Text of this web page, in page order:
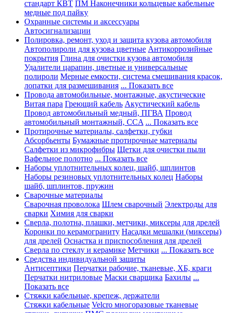
стандарт КВТ ПМ Наконечники кольцевые кабельные
медные под пайку
Охранные системы и аксессуары
Автосигнализации
Полировка, ремонт, уход и защита кузова автомобиля
Автополироли для кузова цветные Антикоррозийные
покрытия Глина для очистки кузова автомобиля
Удалители царапин, цветные и универсальные
полироли Мерные емкости, система смешивания красок,
лопатки для размешивания ... Показать все
Провода автомобильные, монтажные, акустические
Витая пара Греющий кабель Акустический кабель
Провод автомобильный медный, ПГВА Провод
автомобильный монтажный, CCA ... Показать все
Протирочные материалы, салфетки, губки
Абсорбьенты Бумажные протирочные материалы
Салфетки из микрофибры Щетки для очистки пыли
Вафельное полотно ... Показать все
Наборы уплотнительных колец, шайб, шплинтов
Наборы резиновых уплотнительных колец Наборы
шайб, шплинтов, пружин
Сварочные материалы
Сварочная проволока Шлем сварочный Электроды для
сварки Химия для сварки
Сверла, полотна, плашки, метчики, миксеры для дрелей
Коронки по керамограниту Насадки мешалки (миксеры)
для дрелей Оснастка и приспособления для дрелей
Сверла по стеклу и керамике Метчики ... Показать все
Средства индивидуальной защиты
Антисептики Перчатки рабочие, тканевые, ХБ, краги
Перчатки нитриловые Маски сварщика Бахилы ...
Показать все
Стяжки кабельные, крепеж, держатели
Стяжки кабельные Velcro многоразовые тканевые